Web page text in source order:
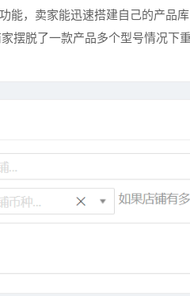
能，卖家能迅速搭建自己的产品
摆脱了一款产品多个型号情况下